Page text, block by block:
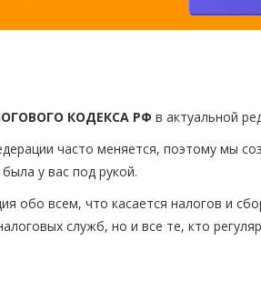
КОДЕКСА РФ в актуальной
часто меняется, поэтому мы
у вас под рукой.
обо всем, что касается налогов и
служб, но и все те, кто